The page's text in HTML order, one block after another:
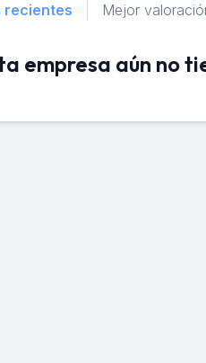
recientes Mejor
empresa aún no